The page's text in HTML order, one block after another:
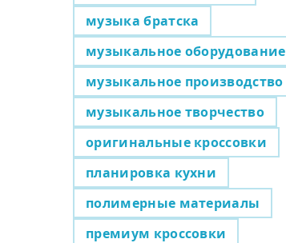
музыка братска
музыкальное оборудование
музыкальное производство
музыкальное творчество
оригинальные кроссовки
планировка кухни
полимерные материалы
премиум кроссовки